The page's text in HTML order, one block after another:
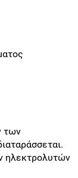
των
ηλεκτρολυτών